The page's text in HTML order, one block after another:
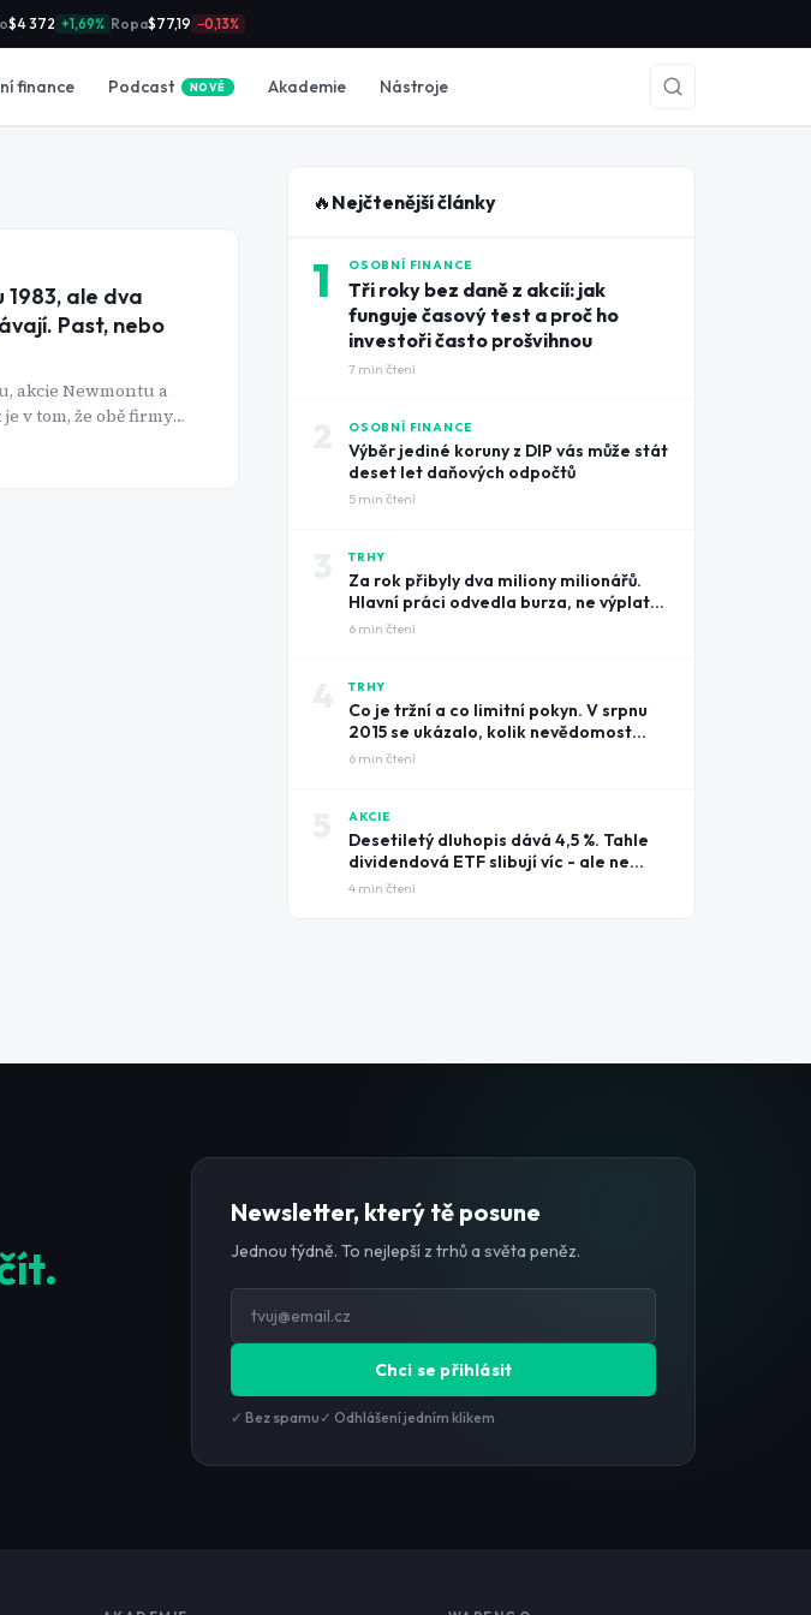
$4 372 +1,69% Ropa$77,19 −0,13%
finance Podcast NOVÉ Akademie Nástroje
ale dva
Past, nebo
akcie Newmontu a
v tom, že obě firmy
roky. Co s tím?
🔥 Nejčtenější články
1 OSOBNÍ FINANCE
Tři roky bez daně z akcií: jak
funguje časový test a proč ho
investoři často prošvihnou
7 min čtení
OSOBNÍ FINANCE
Výběr jediné koruny z DIP vás může stát
deset let daňových odpočtů
5 min čtení
TRHY
Za rok přibyly dva miliony milionářů.
Hlavní práci odvedla burza, ne výplatní
pásky
6 min čtení
TRHY
Co je tržní a co limitní pokyn. V srpnu
2015 se ukázalo, kolik nevědomost
může stát
6 min čtení
AKCIE
Desetiletý dluhopis dává 4,5 %. Tahle
dividendová ETF slibují víc - ale ne
zadarmo
4 min čtení
Newsletter, který tě posune
Jednou týdně. To nejlepší z trhů a světa peněz.
Chci se přihlásit
✓ Bez spamu ✓ Odhlášení jedním klikem